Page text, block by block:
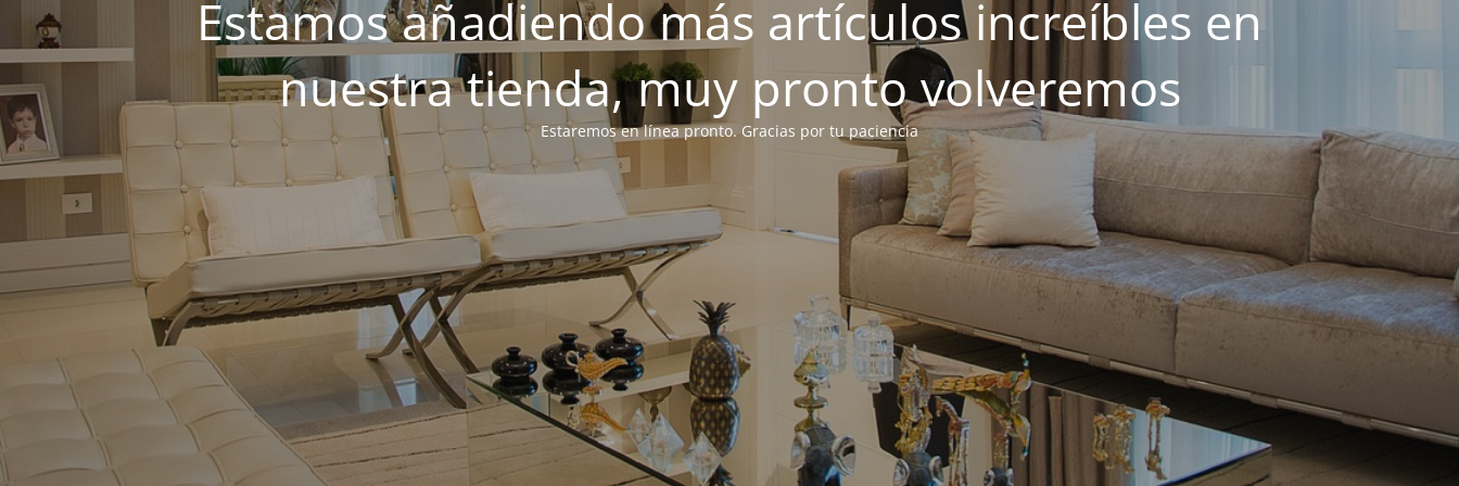
Estamos añadiendo más artículos increíbles en
nuestra tienda, muy pronto volveremos
Estaremos en línea pronto. Gracias por tu paciencia